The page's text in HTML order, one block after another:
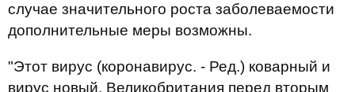
случае значительного роста заболеваемости
дополнительные меры возможны.
"Этот вирус (коронавирус. - Ред.) коварный и
вирус новый. Великобритания перед вторым